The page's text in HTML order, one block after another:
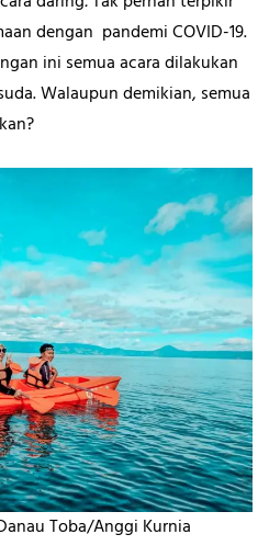
dengan pandemi COVID-19.
ini semua acara dilakukan
Walaupun demikian, semua
Toba/Anggi Kurnia